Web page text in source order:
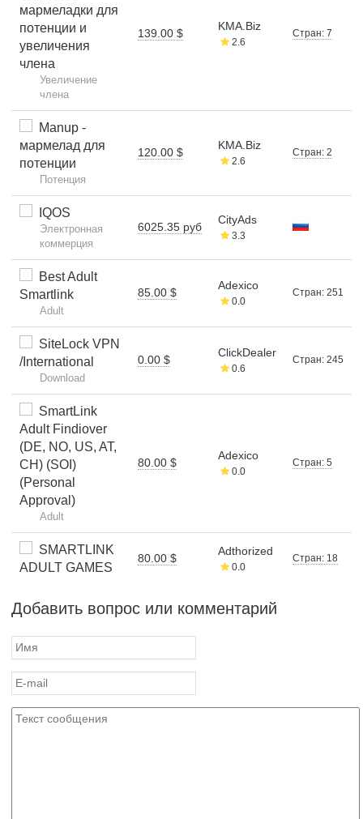
мармеладки для
потенции и
увеличения
члена
Увеличение
члена
139.00 $
KMA.Biz
2.6
Стран: 7
Manup -
мармелад для
потенции
Потенция
120.00 $
KMA.Biz
2.6
Стран: 2
IQOS
Электронная
коммерция
6025.35 руб
CityAds
3.3
Best Adult
Smartlink
Adult
85.00 $
Adexico
0.0
Стран: 251
SiteLock VPN
/International
Download
0.00 $
ClickDealer
0.6
Стран: 245
SmartLink
Adult Findiover
(DE, NO, US, AT,
CH) (SOI)
(Personal
Approval)
Adult
80.00 $
Adexico
0.0
Стран: 5
SMARTLINK
ADULT GAMES
80.00 $
Adthorized
0.0
Стран: 18
Добавить вопрос или комментарий